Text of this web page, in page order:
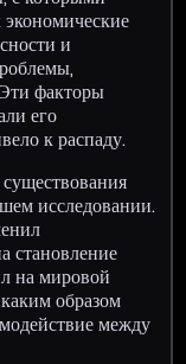
и
факторы
его
к распаду.
исследовании.
становление
на мировой
образом
между